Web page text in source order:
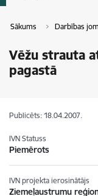
Sākums Darbības
Vēžu strauta
pagastā
Publicēts: 18.04.2007.
IVN Statuss
Piemērots
IVN projekta ierosinātājs
Ziemeļaustrumu